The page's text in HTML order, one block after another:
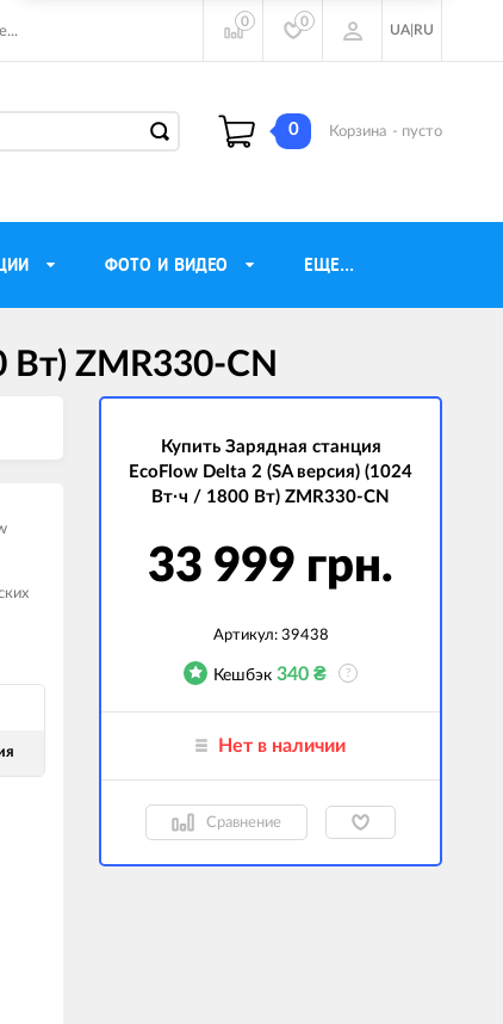
0 0
UA RU
0 Корзина - пусто
ФОТО И ВИДЕО ЕЩЕ...
Газовые обогреватели
Инверторные генераторы
Трехфазные генераторы
Источники бесперебойного питания
Вт) ZMR330-CN
Купить Зарядная станция
EcoFlow Delta 2 (SA версия) (1024
Вт·ч / 1800 Вт) ZMR330-CN
33 999 грн.
Артикул: 39438
Кешбэк 340 ₴ ?
Нет в наличии
Сравнение